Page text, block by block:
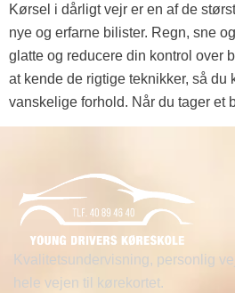
Kørsel i dårligt vejr er en af de
nye og erfarne bilister. Regn, sne
glatte og reducere din kontrol over
at kende de rigtige teknikker, så du
vanskelige forhold. Når du tager
Kvalitetsundervisning, personlig
hele vejen til kørekortet.